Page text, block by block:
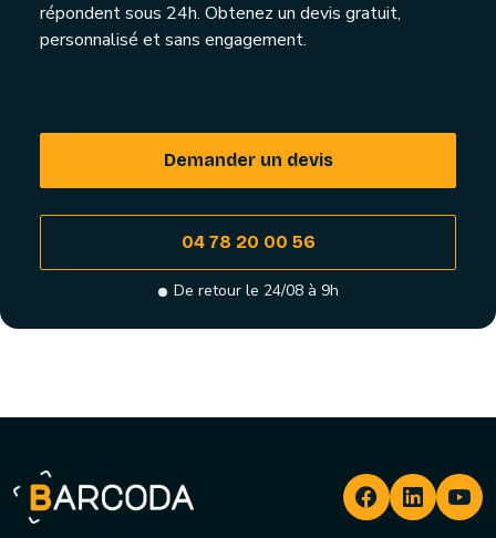
répondent sous 24h. Obtenez un devis gratuit,
personnalisé et sans engagement.
Demander un devis
04 78 20 00 56
De retour le 24/08 à 9h